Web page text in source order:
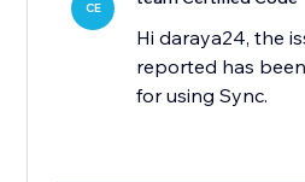
CE
Hi daraya24, the
reported has
for using Sync.